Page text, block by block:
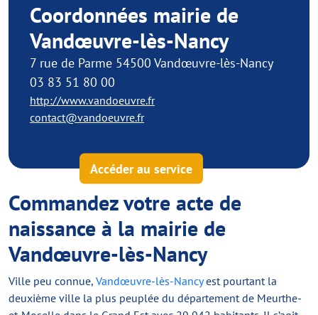
Coordonnées mairie de
Vandœuvre-lès-Nancy
7 rue de Parme 54500 Vandœuvre-lès-Nancy
03 83 51 80 00
http://www.vandoeuvre.fr
contact@vandoeuvre.fr
Accéder au service
Commandez votre acte de
naissance à la mairie de
Vandœuvre-lès-Nancy
Ville peu connue, Vandœuvre-lès-Nancyest pourtant la
deuxième ville la plus peuplée du département de Meurthe-